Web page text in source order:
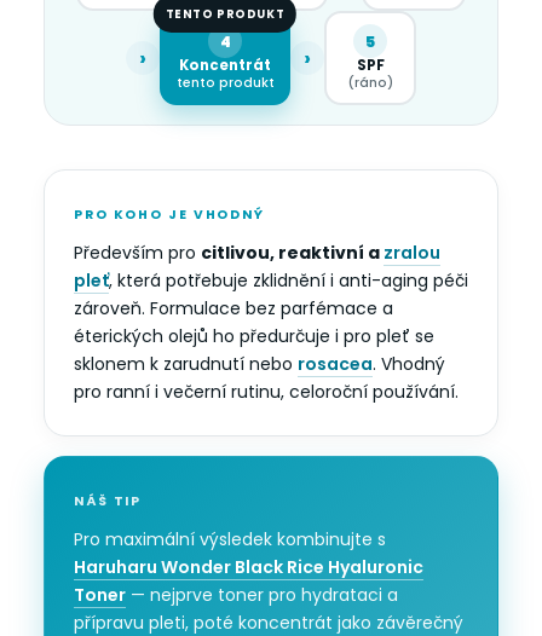
›
TENTO PRODUKT
4
Koncentrát
tento produkt
›
5
SPF
(ráno)
PRO KOHO JE VHODNÝ
Především pro citlivou, reaktivní a zralou
pleť, která potřebuje zklidnění i anti-aging péči
zároveň. Formulace bez parfémace a
éterických olejů ho předurčuje i pro pleť se
sklonem k zarudnutí nebo rosacea. Vhodný
pro ranní i večerní rutinu, celoroční používání.
NÁŠ TIP
Pro maximální výsledek kombinujte s
Haruharu Wonder Black Rice Hyaluronic
Toner — nejprve toner pro hydrataci a
přípravu pleti, poté koncentrát jako závěrečný